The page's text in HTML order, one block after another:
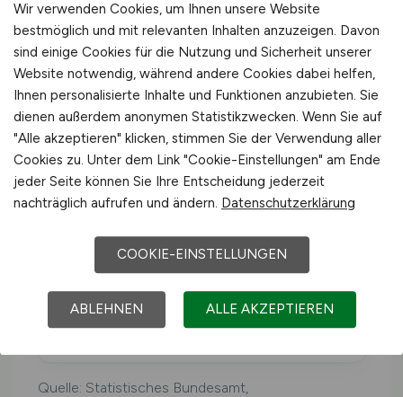
Westdeutschlan
d
41.079
€/Jahr
≈ 3.423
€/Monat
Deutschland
40.425 €/Jahr
Westdeutschland
41.079 €/Jahr
Ostdeutschland
Quelle: Statistisches Bundesamt,
Wir verwenden Cookies, um Ihnen unsere Website
bestmöglich und mit relevanten Inhalten anzuzeigen. Davon
sind einige Cookies für die Nutzung und Sicherheit unserer
Website notwendig, während andere Cookies dabei helfen,
Ihnen personalisierte Inhalte und Funktionen anzubieten. Sie
dienen außerdem anonymen Statistikzwecken. Wenn Sie auf
"Alle akzeptieren" klicken, stimmen Sie der Verwendung aller
Cookies zu. Unter dem Link "Cookie-Einstellungen" am Ende
jeder Seite können Sie Ihre Entscheidung jederzeit
nachträglich aufrufen und ändern. Datenschutzerklärung
COOKIE-EINSTELLUNGEN
ABLEHNEN ALLE AKZEPTIEREN